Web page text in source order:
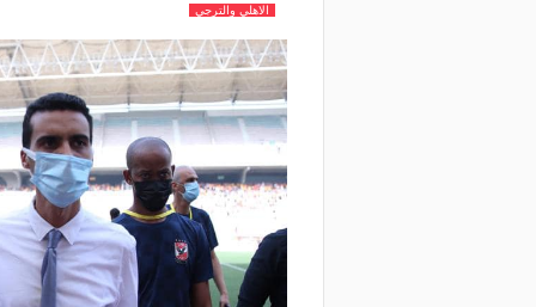
الاهلي والترجي